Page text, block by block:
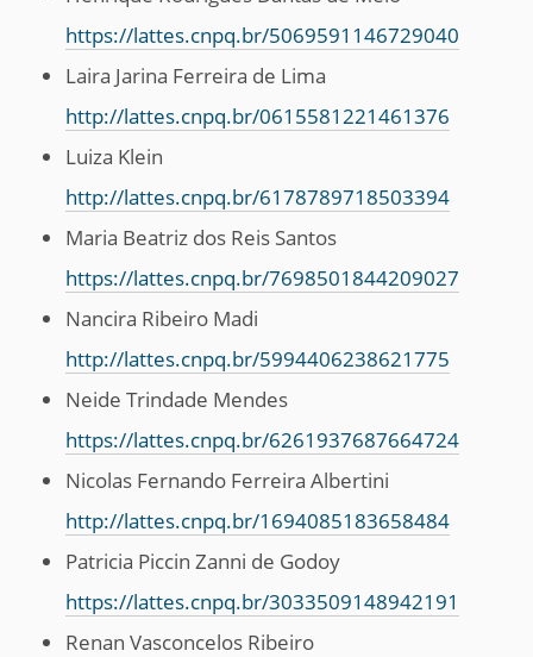
https://lattes.cnpq.br/5069591146729040
Laira Jarina Ferreira de Lima
http://lattes.cnpq.br/0615581221461376
Luiza Klein
http://lattes.cnpq.br/6178789718503394
Maria Beatriz dos Reis Santos
https://lattes.cnpq.br/7698501844209027
Nancira Ribeiro Madi
http://lattes.cnpq.br/5994406238621775
Neide Trindade Mendes
https://lattes.cnpq.br/6261937687664724
Nicolas Fernando Ferreira Albertini
http://lattes.cnpq.br/1694085183658484
Patricia Piccin Zanni de Godoy
https://lattes.cnpq.br/3033509148942191
Renan Vasconcelos Ribeiro